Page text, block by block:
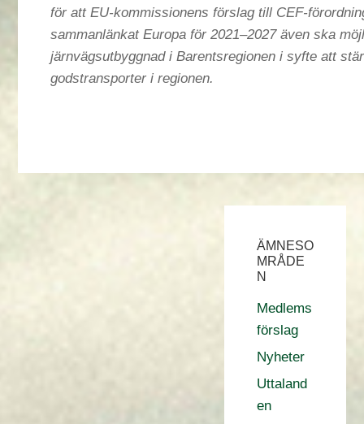
för att EU-kommissionens förslag till CEF-
sammanlänkat Europa för 2021–2027 även ska
järnvägsutbyggnad i Barentsregionen i syfte att
godstransporter i regionen.
ÄMNESO
MRÅDE
N
Medlems
förslag
Nyheter
Uttaland
en